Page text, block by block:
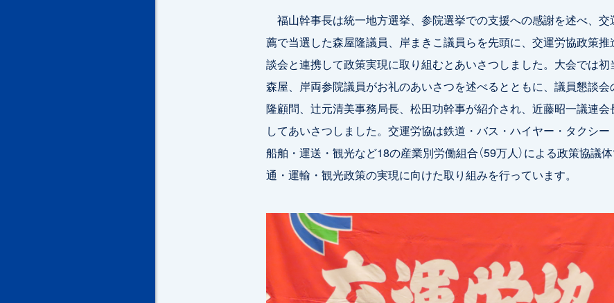
福山幹事長は統一地方選挙、参院選挙での支援への感謝を述べ、交
薦で当選した森屋隆議員、岸まきこ議員らを先頭に、交運労協政策推
談会と連携して政策実現に取り組むとあいさつしました。大会では初
森屋、岸両参院議員がお礼のあいさつを述べるとともに、議員懇談会
隆顧問、辻元清美事務局長、松田功幹事が紹介され、近藤昭一議連会
してあいさつしました。交運労協は鉄道・バス・ハイヤー・タクシー
船舶・運送・観光など18の産業別労働組合（59万人）による政策協議
通・運輸・観光政策の実現に向けた取り組みを行っています。